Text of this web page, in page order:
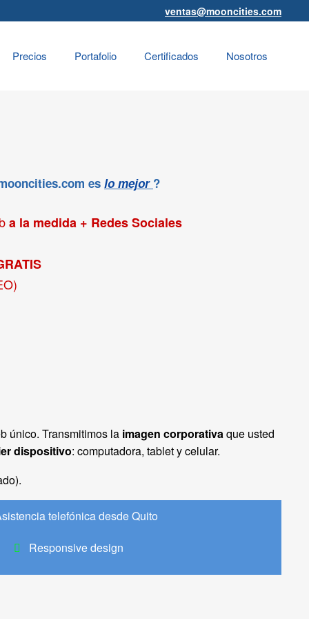
ventas@mooncities.com
Precios Portafolio Certificados Nosotros
es lo mejor ?
a la medida + Redes Sociales
único. Transmitimos la imagen corporativaque usted
dispositivo: computadora, tablet y celular.
telefónica desde Quito
Responsive design